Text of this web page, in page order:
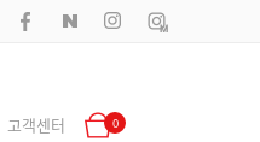
고객센터 0